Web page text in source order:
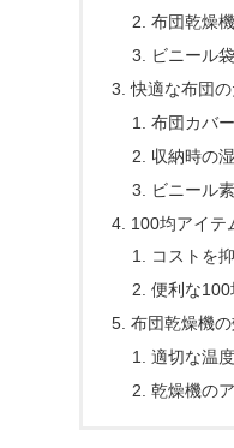
布団乾燥
ビニール
快適な布団
布団カバ
収納時の
ビニール
100均アイテ
コストを
便利な
布団乾燥機
適切な温
乾燥機の